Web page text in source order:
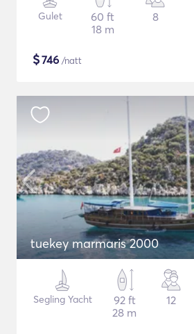
Gulet
60 ft
18 m
8
$746 /natt
tuekey marmaris 2000
Segling Yacht
92 ft
28 m
12